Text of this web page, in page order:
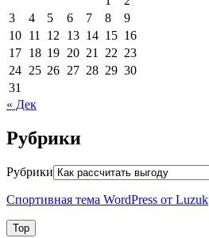
3
4 5 6 7 8
9
10 11 12 13 14 15 16
17 18 19 20 21 22 23
24 25 26 27 28 29 30
31
« Дек
Рубрики
Рубрики
Спортивная тема WordPress от Luzuk
Top